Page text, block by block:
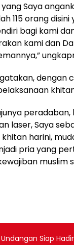
Saya
115 orang
bagi kami
kami dan
dengan
laser, Saya
harini,
pria yang
muslim
Siap